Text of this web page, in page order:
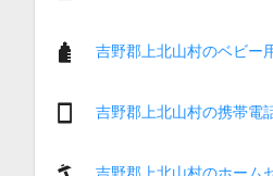
吉野郡上北山村のベビー
吉野郡上北山村の携帯電
吉野郡上北山村のホーム